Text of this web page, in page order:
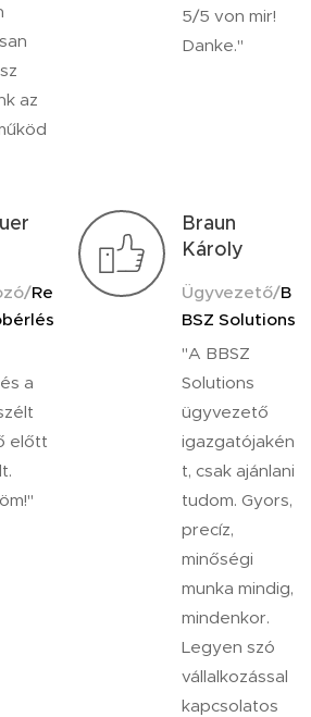
az
5/5 von mir!
Danke."
Re
a
előtt
Braun
Károly
Ügyvezető/B
BSZ Solutions
"A BBSZ
Solutions
ügyvezető
igazgatójakén
t, csak ajánlani
tudom. Gyors,
precíz,
minőségi
munka mindig,
mindenkor.
Legyen szó
vállalkozással
kapcsolatos